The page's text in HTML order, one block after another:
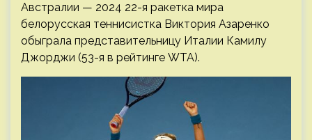
Австралии — 2024 22-я ракетка мира
белорусская теннисистка Виктория Азаренко
обыграла представительницу Италии Камилу
Джорджи (53-я в рейтинге WTA).